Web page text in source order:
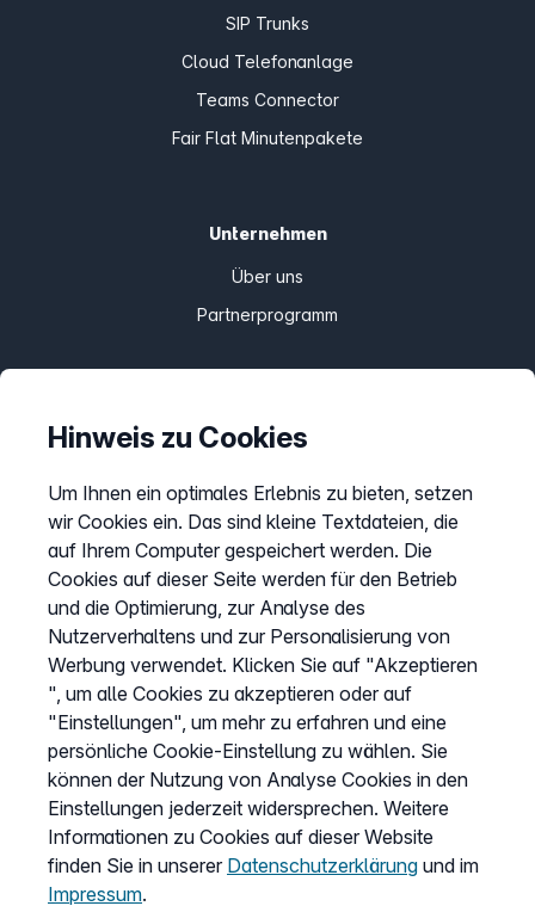
SIP Trunks
Cloud Telefonanlage
Teams Connector
Fair Flat Minutenpakete
Unternehmen
Über uns
Partnerprogramm
Preise
Sitemap
AGB
Datenschutz
Impressum
Cookies anpassen
Service
Hilfecenter
Wissen
Kündigung
Hinweis zu Cookies
Um Ihnen ein optimales Erlebnis zu bieten, setzen
wir Cookies ein. Das sind kleine Textdateien, die
auf Ihrem Computer gespeichert werden. Die
Cookies auf dieser Seite werden für den Betrieb
und die Optimierung, zur Analyse des
Nutzerverhaltens und zur Personalisierung von
Werbung verwendet. Klicken Sie auf "Akzeptieren
", um alle Cookies zu akzeptieren oder auf
"Einstellungen", um mehr zu erfahren und eine
persönliche Cookie-Einstellung zu wählen. Sie
können der Nutzung von Analyse Cookies in den
Einstellungen jederzeit widersprechen. Weitere
Informationen zu Cookies auf dieser Website
finden Sie in unserer Datenschutzerklärung und im
Impressum.